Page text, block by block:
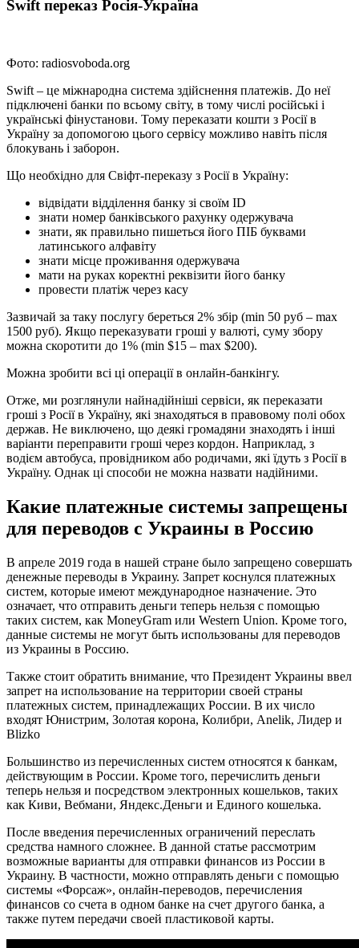
Swift переказ Росія-Україна
Фото: radiosvoboda.org
Swift – це міжнародна система здійснення платежів. До неї
підключені банки по всьому світу, в тому числі російські і
українські фінустанови. Тому переказати кошти з Росії в
Україну за допомогою цього сервісу можливо навіть після
блокувань і заборон.
Що необхідно для Свіфт-переказу з Росії в Україну:
відвідати відділення банку зі своїм ID
знати номер банківського рахунку одержувача
знати, як правильно пишеться його ПІБ буквами
латинського алфавіту
знати місце проживання одержувача
мати на руках коректні реквізити його банку
провести платіж через касу
Зазвичай за таку послугу береться 2% збір (min 50 руб – max
1500 руб). Якщо переказувати гроші у валюті, суму збору
можна скоротити до 1% (min $15 – max $200).
Можна зробити всі ці операції в онлайн-банкінгу.
Отже, ми розглянули найнадійніші сервіси, як переказати
гроші з Росії в Україну, які знаходяться в правовому полі обох
держав. Не виключено, що деякі громадяни знаходять і інші
варіанти переправити гроші через кордон. Наприклад, з
водієм автобуса, провідником або родичами, які їдуть з Росії в
Україну. Однак цi способи не можна назвати надійними.
Какие платежные системы запрещены
для переводов с Украины в Россию
В апреле 2019 года в нашей стране было запрещено совершать
денежные переводы в Украину. Запрет коснулся платежных
систем, которые имеют международное назначение. Это
означает, что отправить деньги теперь нельзя с помощью
таких систем, как MoneyGram или Western Union. Кроме того,
данные системы не могут быть использованы для переводов
из Украины в Россию.
Также стоит обратить внимание, что Президент Украины ввел
запрет на использование на территории своей страны
платежных систем, принадлежащих России. В их число
входят Юнистрим, Золотая корона, Колибри, Anelik, Лидер и
Blizko
Большинство из перечисленных систем относятся к банкам,
действующим в России. Кроме того, перечислить деньги
теперь нельзя и посредством электронных кошельков, таких
как Киви, Вебмани, Яндекс.Деньги и Единого кошелька.
После введения перечисленных ограничений переслать
средства намного сложнее. В данной статье рассмотрим
возможные варианты для отправки финансов из России в
Украину. В частности, можно отправлять деньги с помощью
системы «Форсаж», онлайн-переводов, перечисления
финансов со счета в одном банке на счет другого банка, а
также путем передачи своей пластиковой карты.